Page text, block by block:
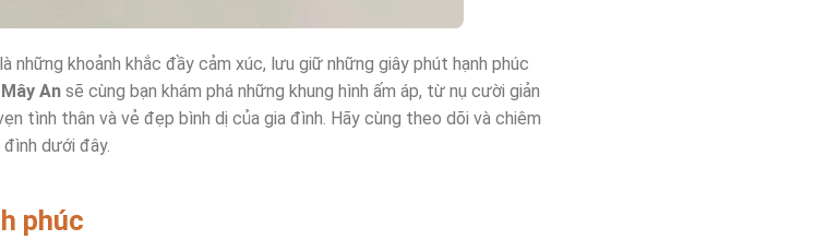
những khoảnh khắc đầy cảm xúc, lưu giữ những giây phút hạnh phúc
An sẽ cùng bạn khám phá những khung hình ấm áp, từ nụ cười giản
tình thân và vẻ đẹp bình dị của gia đình. Hãy cùng theo dõi và chiêm
dưới đây.
phúc